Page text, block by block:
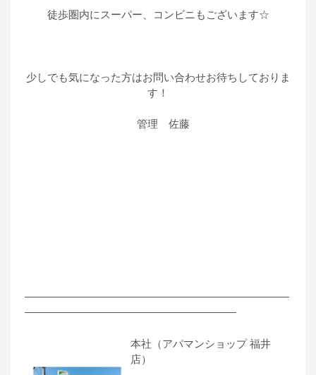
徒歩圏内にスーパー、コンビニもございます☆
少しでも気になった方はお問い合わせお待ちしておりま
す！
管理 佐藤
―――――――――――――――――――――――――
――――――――――――――――――――
本社（アパマンショップ 福井
店）